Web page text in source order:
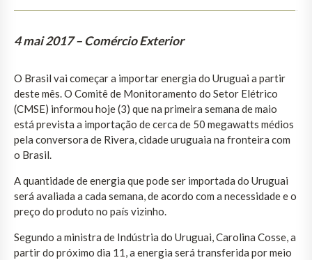
4 mai 2017 – Comércio Exterior
O Brasil vai começar a importar energia do Uruguai a partir
deste mês. O Comitê de Monitoramento do Setor Elétrico
(CMSE) informou hoje (3) que na primeira semana de maio
está prevista a importação de cerca de 50 megawatts médios
pela conversora de Rivera, cidade uruguaia na fronteira com
o Brasil.
A quantidade de energia que pode ser importada do Uruguai
será avaliada a cada semana, de acordo com a necessidade e o
preço do produto no país vizinho.
Segundo a ministra de Indústria do Uruguai, Carolina Cosse, a
partir do próximo dia 11, a energia será transferida por meio